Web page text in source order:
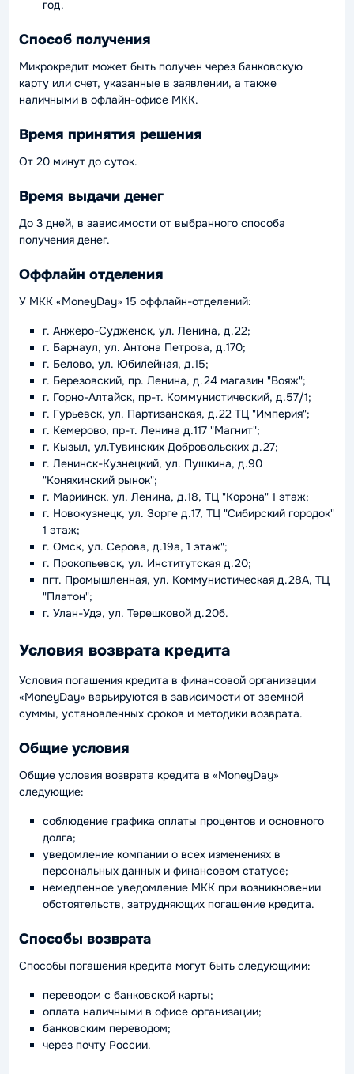
год.
Способ получения
Микрокредит может быть получен через банковскую
карту или счет, указанные в заявлении, а также
наличными в офлайн-офисе МКК.
Время принятия решения
От 20 минут до суток.
Время выдачи денег
До 3 дней, в зависимости от выбранного способа
получения денег.
Оффлайн отделения
У МКК «MoneyDay» 15 оффлайн-отделений:
г. Анжеро-Судженск, ул. Ленина, д.22;
г. Барнаул, ул. Антона Петрова, д.170;
г. Белово, ул. Юбилейная, д.15;
г. Березовский, пр. Ленина, д.24 магазин "Вояж";
г. Горно-Алтайск, пр-т. Коммунистический, д.57/1;
г. Гурьевск, ул. Партизанская, д.22 ТЦ "Империя";
г. Кемерово, пр-т. Ленина д.117 "Магнит";
г. Кызыл, ул.Тувинских Добровольских д.27;
г. Ленинск-Кузнецкий, ул. Пушкина, д.90
"Коняхинский рынок";
г. Мариинск, ул. Ленина, д.18, ТЦ "Корона" 1 этаж;
г. Новокузнецк, ул. Зорге д.17, ТЦ "Сибирский городок"
1 этаж;
г. Омск, ул. Серова, д.19а, 1 этаж";
г. Прокопьевск, ул. Институтская д.20;
пгт. Промышленная, ул. Коммунистическая д.28А, ТЦ
"Платон";
г. Улан-Удэ, ул. Терешковой д.20б.
Условия возврата кредита
Условия погашения кредита в финансовой организации
«MoneyDay» варьируются в зависимости от заемной
суммы, установленных сроков и методики возврата.
Общие условия
Общие условия возврата кредита в «MoneyDay»
следующие:
соблюдение графика оплаты процентов и основного
долга;
уведомление компании о всех изменениях в
персональных данных и финансовом статусе;
немедленное уведомление МКК при возникновении
обстоятельств, затрудняющих погашение кредита.
Способы возврата
Способы погашения кредита могут быть следующими:
переводом с банковской карты;
оплата наличными в офисе организации;
банковским переводом;
через почту России.